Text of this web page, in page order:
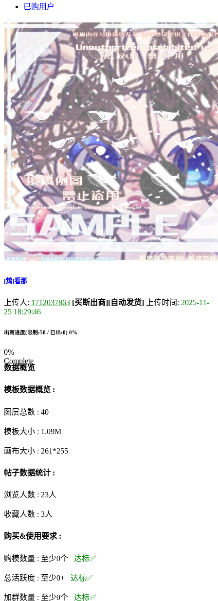
已购用户
[鸩]看那
上传人: 1712037863 [买断出商][自动发货] 上传时间: 2025-11-
25 18:29:46
出商进度(限制:50 / 已出:0) 0%
0%
Complete
数据概览
模板数据概览 :
图层总数 : 40
模板大小 : 1.09M
画布大小 : 261*255
帖子数据统计 :
浏览人数 : 23人
收藏人数 : 3人
购买&使用要求 :
购模数量 : 至少0个 达标✅
总活跃度 : 至少0+ 达标✅
加群数量 : 至少0个 达标✅